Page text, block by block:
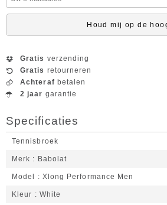
Houd mij op de
Gratis verzending
Gratis retourneren
Achteraf betalen
2 jaar garantie
Specificaties
Tennisbroek
Merk Babolat
Model Xlong Performance Men
Kleur White